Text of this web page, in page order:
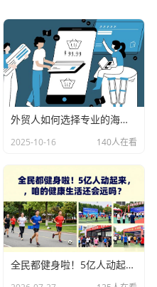
外贸人如何选择专业的海关数据公司？
2025-10-16 140人在看
全民都健身啦！5亿人动起来，咱的健康生活还会远吗？